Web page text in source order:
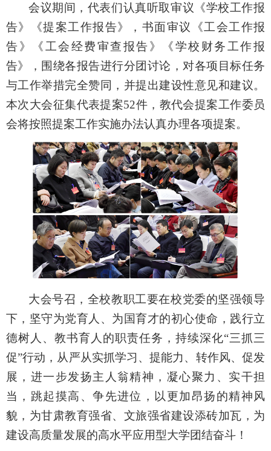
会议期间，代表们认真听取审议《学校工作报
告》《提案工作报告》，书面审议《工会工作报
告》《工会经费审查报告》《学校财务工作报
告》，围绕各报告进行分团讨论，对各项目标任务
与工作举措完全赞同，并提出建设性意见和建议。
本次大会征集代表提案52件，教代会提案工作委员
会将按照提案工作实施办法认真办理各项提案。
大会号召，全校教职工要在校党委的坚强领导
下，坚守为党育人、为国育才的初心使命，践行立
德树人、教书育人的职责任务，持续深化“三抓三
促”行动，从严从实抓学习、提能力、转作风、促发
展，进一步发扬主人翁精神，凝心聚力、实干担
当，跳起摸高、争先进位，以更加昂扬的精神风
貌，为甘肃教育强省、文旅强省建设添砖加瓦，为
建设高质量发展的高水平应用型大学团结奋斗！